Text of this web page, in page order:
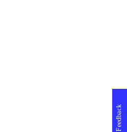
Feedback